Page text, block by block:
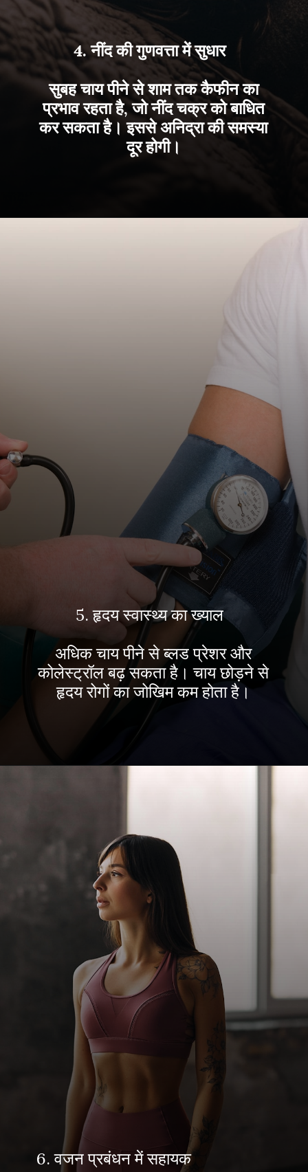
4. नींद की गुणवत्ता में सुधार
सुबह चाय पीने से शाम तक कैफीन का
प्रभाव रहता है, जो नींद चक्र को बाधित
कर सकता है। इससे अनिद्रा की समस्या
दूर होगी।
5. हृदय स्वास्थ्य का ख्याल
अधिक चाय पीने से ब्लड प्रेशर और
कोलेस्ट्रॉल बढ़ सकता है। चाय छोड़ने से
हृदय रोगों का जोखिम कम होता है।
6. वजन प्रबंधन में सहायक